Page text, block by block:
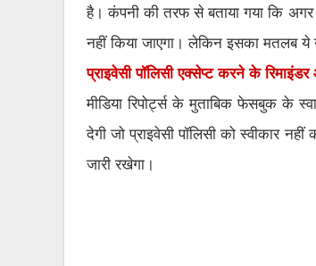
है। कंपनी की तरफ से बताया गया कि अगर
नहीं किया जाएगा। लेकिन इसका मतलब
प्राइवेसी पॉलिसी एक्सेप्ट करने के
मीडिया रिपोर्ट्स के मुताबिक फेसबुक के
देगी जो प्राइवेसी पॉलिसी को स्वीकार
जारी रखेगा।